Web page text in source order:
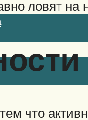
ловят на
что